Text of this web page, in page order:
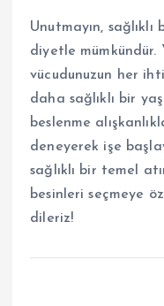
Unutmayın,
diyetle mümkündür.
vücudunuzun her
daha sağlıklı bir
beslenme
deneyerek işe
sağlıklı bir temel
besinleri seçmeye
dileriz!